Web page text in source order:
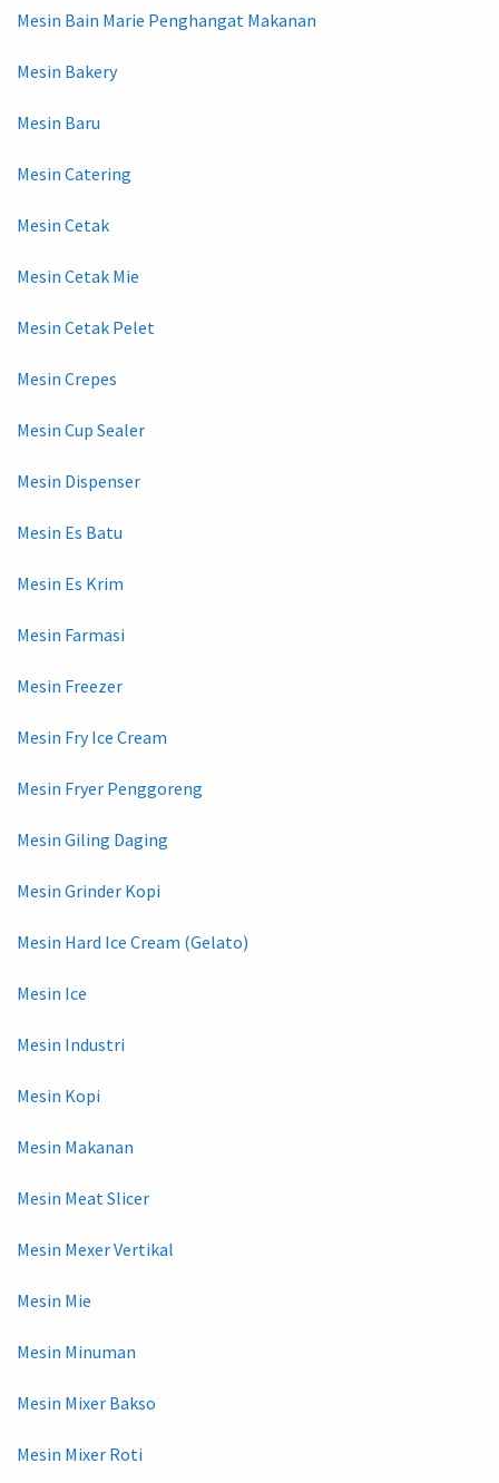
Mesin Bain Marie Penghangat Makanan
Mesin Bakery
Mesin Baru
Mesin Catering
Mesin Cetak
Mesin Cetak Mie
Mesin Cetak Pelet
Mesin Crepes
Mesin Cup Sealer
Mesin Dispenser
Mesin Es Batu
Mesin Es Krim
Mesin Farmasi
Mesin Freezer
Mesin Fry Ice Cream
Mesin Fryer Penggoreng
Mesin Giling Daging
Mesin Grinder Kopi
Mesin Hard Ice Cream (Gelato)
Mesin Ice
Mesin Industri
Mesin Kopi
Mesin Makanan
Mesin Meat Slicer
Mesin Mexer Vertikal
Mesin Mie
Mesin Minuman
Mesin Mixer Bakso
Mesin Mixer Roti